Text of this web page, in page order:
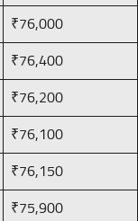
₹76,000
₹76,400
₹76,200
₹76,100
₹76,150
₹75,900